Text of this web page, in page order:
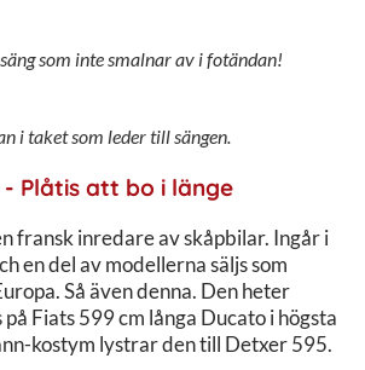
som inte smalnar av i fotändan!
i taket som leder till sängen.
Plåtis att bo i länge
fransk inredare av skåpbilar. Ingår i
en del av modellerna säljs som
Så även denna. Den heter
Fiats 599 cm långa Ducato i högsta
kostym lystrar den till Detxer 595.